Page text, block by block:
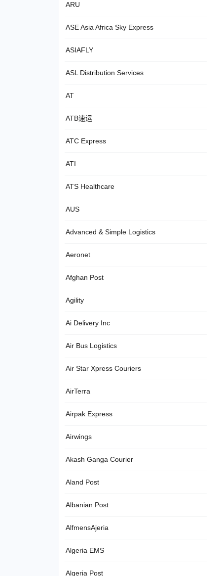
ARU
ASE Asia Africa Sky Express
ASIAFLY
ASL Distribution Services
AT
ATB速运
ATC Express
ATI
ATS Healthcare
AUS
Advanced & Simple Logistics
Aeronet
Afghan Post
Agility
Ai Delivery Inc
Air Bus Logistics
Air Star Xpress Couriers
AirTerra
Airpak Express
Airwings
Akash Ganga Courier
Aland Post
Albanian Post
AlfmensAjeria
Algeria EMS
Algeria Post